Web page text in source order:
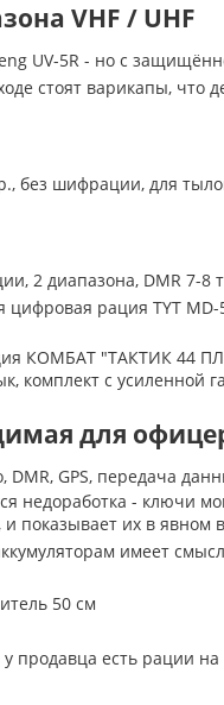
VHF / UHF
UV-5R - но с
стоят варикапы,
без шифрации, для
2 диапазона, DMR 7-8
рация TYT MD-
КОМБАТ "ТАКТИК 44
комплект с усиленной
для
DMR, GPS, передача
недоработка - ключи
показывает их в явном
имеет
50 см
продавца есть рации